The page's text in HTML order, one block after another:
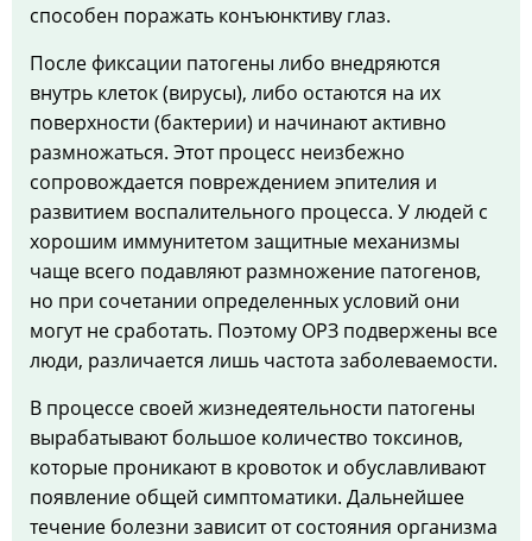
способен поражать конъюнктиву глаз.
После фиксации патогены либо внедряются
внутрь клеток (вирусы), либо остаются на их
поверхности (бактерии) и начинают активно
размножаться. Этот процесс неизбежно
сопровождается повреждением эпителия и
развитием воспалительного процесса. У людей с
хорошим иммунитетом защитные механизмы
чаще всего подавляют размножение патогенов,
но при сочетании определенных условий они
могут не сработать. Поэтому ОРЗ подвержены все
люди, различается лишь частота заболеваемости.
В процессе своей жизнедеятельности патогены
вырабатывают большое количество токсинов,
которые проникают в кровоток и обуславливают
появление общей симптоматики. Дальнейшее
течение болезни зависит от состояния организма